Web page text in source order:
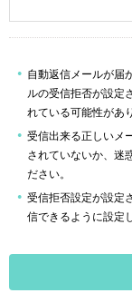
自動返信メールが届
ルの受信拒否が設定
れている可能性があ
受信出来る正しいメ
されていないか、迷
ださい。
受信拒否設定が設定
信できるように設定